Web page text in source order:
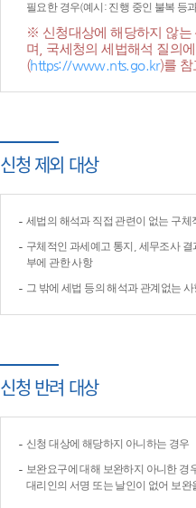
필요한 경우(예시: 진행 중인 불복 등
※ 신청대상에 해당하지 않는
며, 국세청의 세법해석 질의
(https://www.nts.go.kr)를 참
신청 제외 대상
세법의 해석과 직접 관련이 없는 구
구체적인 과세예고 통지, 세무조사 결
부에 관한 사항
그 밖에 세법 등의 해석과 관계없는 사
신청 반려 대상
신청 대상에 해당하지 아니하는 경우
보완요구에 대해 보완하지 아니한 경
대리인의 서명 또는 날인이 없어 보